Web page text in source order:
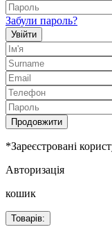
Забули пароль?
Увійти
Продовжити
*Зареєстровані
Авторизація
кошик
Товарів: